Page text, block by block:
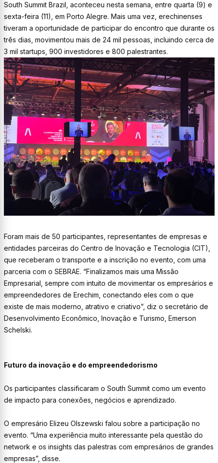
South Summit Brazil, aconteceu nesta semana, entre quarta (9) e
sexta-feira (11), em Porto Alegre. Mais uma vez, erechinenses
tiveram a oportunidade de participar do encontro que durante os
três dias, movimentou mais de 24 mil pessoas, incluindo cerca de
3 mil startups, 900 investidores e 800 palestrantes.
Foram mais de 50 participantes, representantes de empresas e
entidades parceiras do Centro de Inovação e Tecnologia (CIT),
que receberam o transporte e a inscrição no evento, com uma
parceria com o SEBRAE. “Finalizamos mais uma Missão
Empresarial, sempre com intuito de movimentar os empresários e
empreendedores de Erechim, conectando eles com o que
existe de mais moderno, atrativo e criativo”, diz o secretário de
Desenvolvimento Econômico, Inovação e Turismo, Emerson
Schelski.
Futuro da inovação e do empreendedorismo
Os participantes classificaram o South Summit como um evento
de impacto para conexões, negócios e aprendizado.
O empresário Elizeu Olszewski falou sobre a participação no
evento. “Uma experiência muito interessante pela questão do
network e os insights das palestras com empresários de grandes
empresas”, disse.